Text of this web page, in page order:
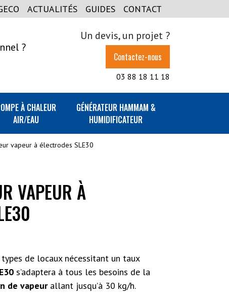
ACTUALITÉS GUIDES CONTACT
?
Un devis, un projet ?
Contactez-nous
03 88 18 11 18
À CHALEUR
AIR/EAU
GÉNÉRATEUR HAMMAM &
HUMIDIFICATEUR
vapeur à électrodes SLE30
VAPEUR À
de locaux nécessitant un taux
s’adaptera à tous les besoins de la
de vapeurallant jusqu’à 30 kg/h.